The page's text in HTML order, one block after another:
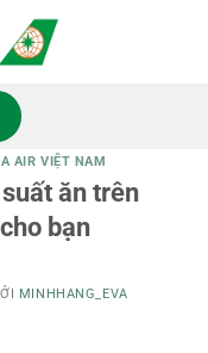
AIR VIỆT NAM
ăn trên
bạn
MINHHANG_EVA